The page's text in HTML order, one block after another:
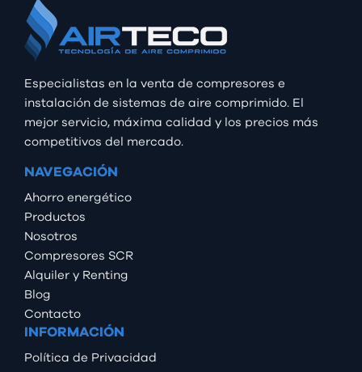
Especialistas en la venta de compresores e
instalación de sistemas de aire comprimido. El
mejor servicio, máxima calidad y los precios más
competitivos del mercado.
NAVEGACIÓN
Ahorro energético
Productos
Nosotros
Compresores SCR
Alquiler y Renting
Blog
Contacto
INFORMACIÓN
Política de Privacidad